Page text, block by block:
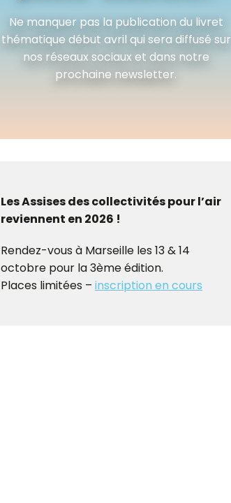
Ne manquer pas la publication du livret
thématique début avril qui sera diffusé sur
nos réseaux sociaux et dans notre
prochaine newsletter.
Les Assises des collectivités pour l’air
reviennent en 2026 !
Rendez-vous à Marseille les 13 & 14
octobre pour la 3ème édition.
Places limitées – inscription en cours